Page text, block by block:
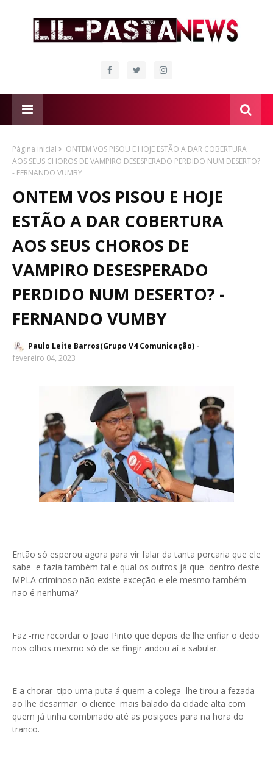
Página inicial
ONTEM VOS PISOU E HOJE ESTÃO A DAR COBERTURA
AOS SEUS CHOROS DE VAMPIRO DESESPERADO PERDIDO NUM DESERTO?
- FERNANDO VUMBY
ONTEM VOS PISOU E HOJE
ESTÃO A DAR COBERTURA
AOS SEUS CHOROS DE
VAMPIRO DESESPERADO
PERDIDO NUM DESERTO? -
FERNANDO VUMBY
Paulo Leite Barros(Grupo V4 Comunicação)
fevereiro 04, 2023
Então só esperou agora para vir falar da tanta porcaria que ele
sabe e fazia também tal e qual os outros já que dentro deste
MPLA criminoso não existe exceção e ele mesmo também
não é nenhuma?
Faz -me recordar o João Pinto que depois de lhe enfiar o dedo
nos olhos mesmo só de se fingir andou aí a sabular.
E a chorar tipo uma puta á quem a colega lhe tirou a fezada
ao lhe desarmar o cliente mais balado da cidade alta com
quem já tinha combinado até as posições para na hora do
tranco.